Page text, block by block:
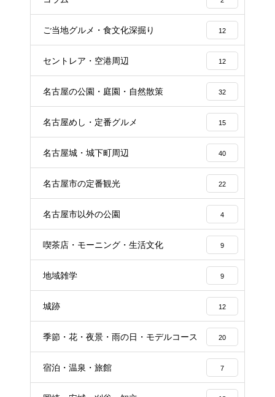
ご当地グルメ・食文化深掘り 12
セントレア・空港周辺 12
名古屋の公園・庭園・自然散策 32
名古屋めし・定番グルメ 15
名古屋城・城下町周辺 40
名古屋市の定番観光 22
名古屋市以外の公園 4
喫茶店・モーニング・生活文化 9
地域雑学 9
城跡 12
季節・花・夜景・雨の日・モデルコース 20
宿泊・温泉・旅館 7